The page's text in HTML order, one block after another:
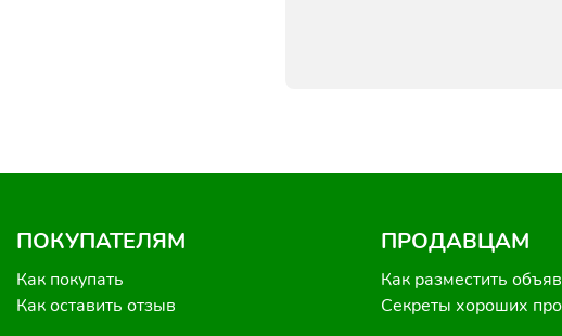
ПОКУПАТЕЛЯМ
Как покупать
Как оставить отзыв
ПРОДАВЦАМ
Как разместить
Секреты хороших